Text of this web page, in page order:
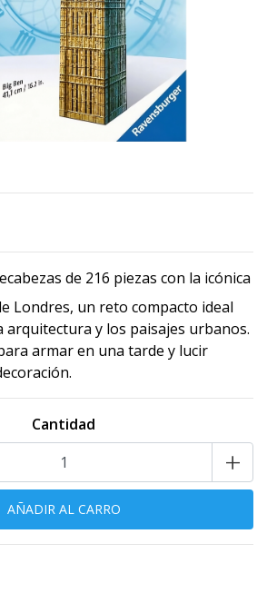
de 216 piezas con la icónica
Londres, un reto compacto ideal
arquitectura y los paisajes urbanos.
armar en una tarde y lucir
Cantidad
+